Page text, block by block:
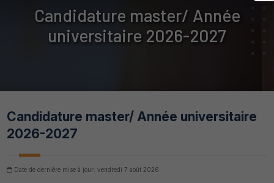
Candidature master/ Année
universitaire 2026-2027
Candidature master/ Année universitaire
2026-2027
Date de dernière mise à jour: vendredi 7 août 2026